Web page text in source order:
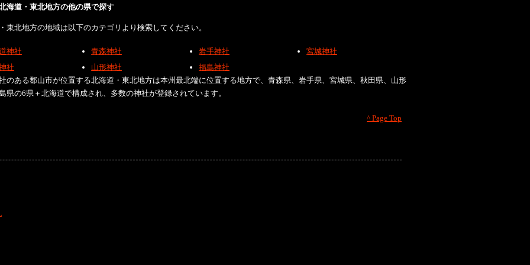
海道・東北地方の他の県で探す
東北地方の地域は以下のカテゴリより検索してください。
神社 青森神社 岩手神社
宮城神社
社
山形神社
福島神社
のある郡山市が位置する北海道・東北地方は本州最北端に位置する地方で、青森県、岩手県、宮城県、秋田県、山形
県の6県＋北海道で構成され、多数の神社が登録されています。
^ Page Top